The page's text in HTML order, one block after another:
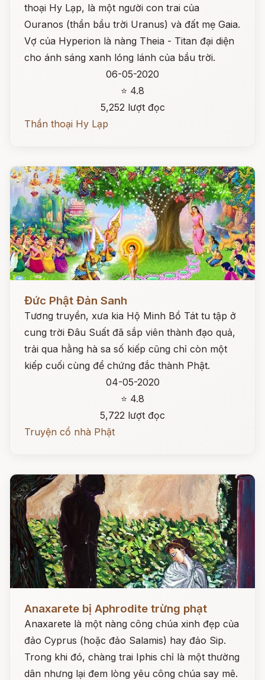
thoại Hy Lạp, là một người con trai của
Ouranos (thần bầu trời Uranus) và đất mẹ Gaia.
Vợ của Hyperion là nàng Theia - Titan đại diện
cho ánh sáng xanh lóng lánh của bầu trời.
06-05-2020
⭐ 4.8
5,252 lượt đọc
Thần thoại Hy Lạp
Đức Phật Đản Sanh
Tương truyền, xưa kia Hộ Minh Bồ Tát tu tập ở
cung trời Đâu Suất đã sắp viên thành đạo quả,
trải qua hằng hà sa số kiếp cũng chỉ còn một
kiếp cuối cùng để chứng đắc thành Phật.
04-05-2020
⭐ 4.8
5,722 lượt đọc
Truyện cổ nhà Phật
Anaxarete bị Aphrodite trừng phạt
Anaxarete là một nàng công chúa xinh đẹp của
đảo Cyprus (hoặc đảo Salamis) hay đảo Sip.
Trong khi đó, chàng trai Iphis chỉ là một thường
dân nhưng lại đem lòng yêu công chúa say mê.